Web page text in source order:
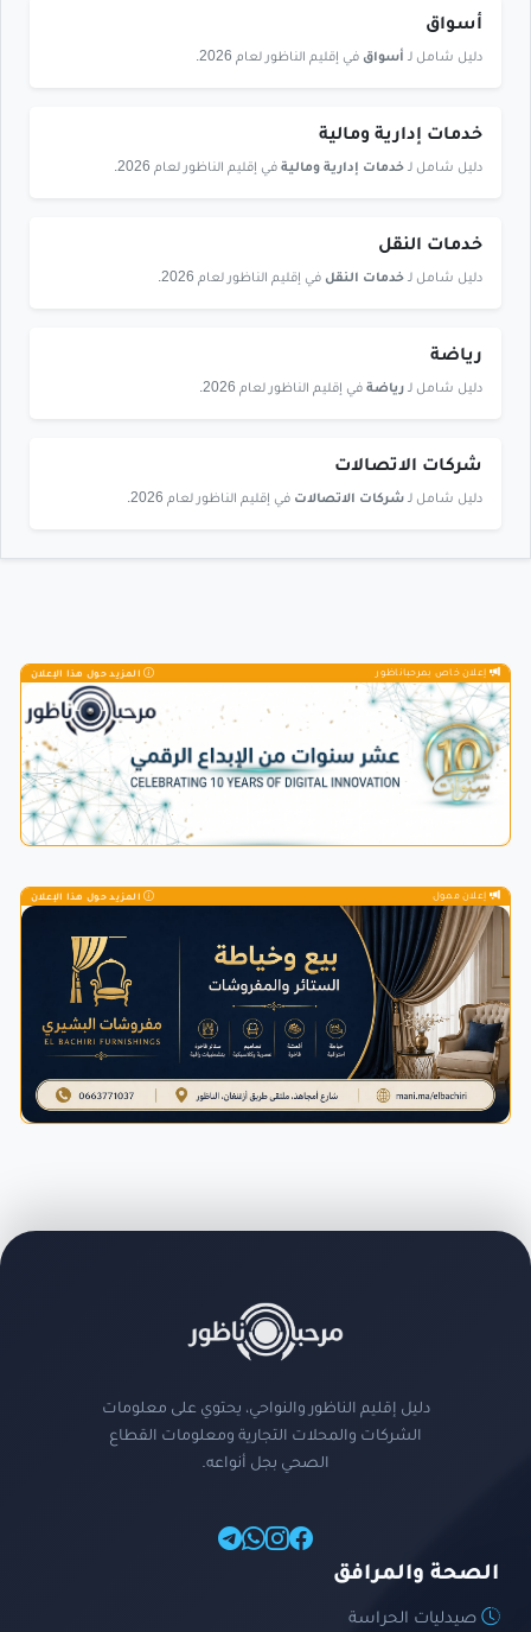
أسواق
دليل شامل لـ أسواق في إقليم الناظور لعام 2026.
خدمات إدارية ومالية
دليل شامل لـ خدمات إدارية ومالية في إقليم الناظور لعام 2026.
خدمات النقل
دليل شامل لـ خدمات النقل في إقليم الناظور لعام 2026.
رياضة
دليل شامل لـ رياضة في إقليم الناظور لعام 2026.
شركات الاتصالات
دليل شامل لـ شركات الاتصالات في إقليم الناظور لعام 2026.
إعلان خاص بمرحباناظور المزيد حول هذا الإعلان
إعلان ممول المزيد حول هذا الإعلان
دليل إقليم الناظور والنواحي، يحتوي على معلومات
الشركات والمحلات التجارية ومعلومات القطاع
الصحي بجل أنواعه.
الصحة والمرافق
صيدليات الحراسة